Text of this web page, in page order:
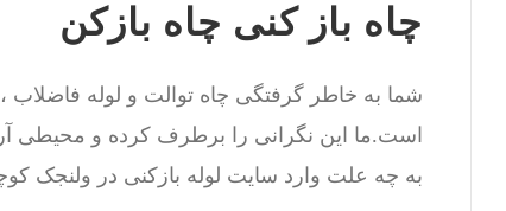
چاه باز کنی چاه بازکن
شما به خاطر گرفتگی چاه توالت و لوله
است.ما این نگرانی را برطرف کرده و محیطی
به چه علت وارد سایت لوله بازکنی در ولنجک